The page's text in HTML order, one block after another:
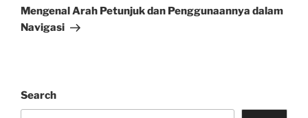
Post
Mengenal Arah Petunjuk dan Penggunaannya dalam
Navigasi
Search